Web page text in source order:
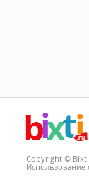
Copyright ©
Использование